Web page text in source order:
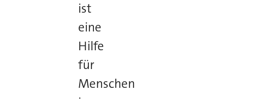
ist
eine
Hilfe
für
Menschen